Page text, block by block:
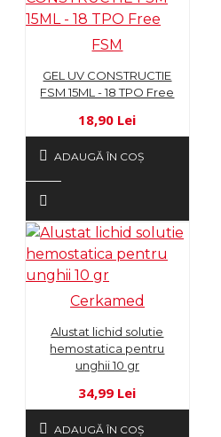
FSM
GEL UV CONSTRUCTIE
FSM 15ML - 18 TPO Free
18,90 Lei
ADAUGĂ ÎN COŞ
Cerkamed
Alustat lichid solutie
hemostatica pentru
unghii 10 gr
34,99 Lei
ADAUGĂ ÎN COŞ